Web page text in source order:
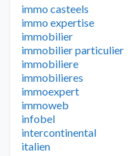
immo casteels
immo expertise
immobilier
immobilier particulier
immobiliere
immobilieres
immoexpert
immoweb
infobel
intercontinental
italien